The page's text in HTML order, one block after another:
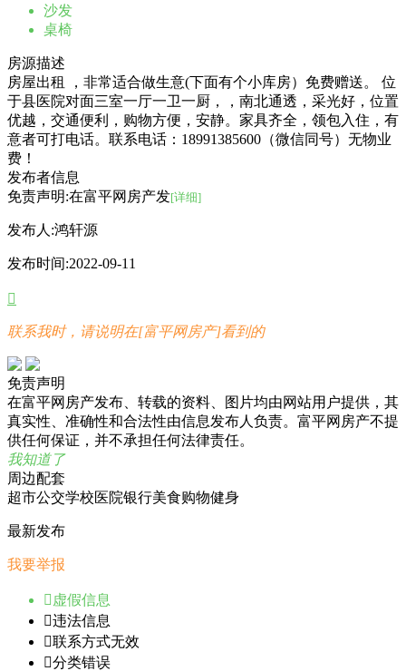
沙发
桌椅
房源描述
房屋出租 ，非常适合做生意(下面有个小库房）免费赠送。 位
于县医院对面三室一厅一卫一厨，，南北通透，采光好，位置
优越，交通便利，购物方便，安静。家具齐全，领包入住，有
意者可打电话。联系电话：18991385600（微信同号）无物业
费！
发布者信息
免责声明:在富平网房产发[详细]
发布人:鸿轩源
发布时间:2022-09-11

联系我时，请说明在[富平网房产]看到的
免责声明
在富平网房产发布、转载的资料、图片均由网站用户提供，其
真实性、准确性和合法性由信息发布人负责。富平网房产不提
供任何保证，并不承担任何法律责任。
我知道了
周边配套
超市公交学校医院银行美食购物健身
最新发布
我要举报
 虚假信息
违法信息
联系方式无效
分类错误